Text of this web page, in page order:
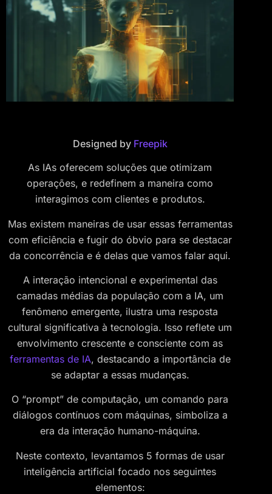
Designed by Freepik
As IAs oferecem soluções que otimizam
operações, e redefinem a maneira como
interagimos com clientes e produtos.
Mas existem maneiras de usar essas ferramentas
com eficiência e fugir do óbvio para se destacar
da concorrência e é delas que vamos falar aqui.
A interação intencional e experimental das
camadas médias da população com a IA, um
fenômeno emergente, ilustra uma resposta
cultural significativa à tecnologia. Isso reflete um
envolvimento crescente e consciente com as
ferramentas de IA, destacando a importância de
se adaptar a essas mudanças.
O “prompt” de computação, um comando para
diálogos contínuos com máquinas, simboliza a
era da interação humano-máquina.
Neste contexto, levantamos 5 formas de usar
inteligência artificial focado nos seguintes
elementos: